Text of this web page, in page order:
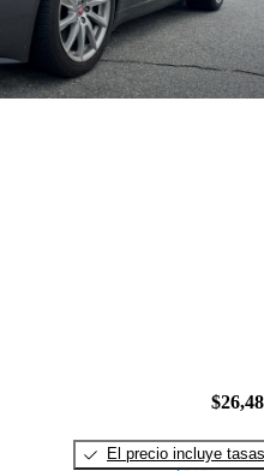
El precio incluye tasas